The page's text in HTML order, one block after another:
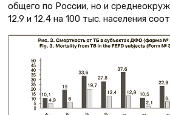
общего по России, но и
12,9 и 12,4 на 100 тыс. населения